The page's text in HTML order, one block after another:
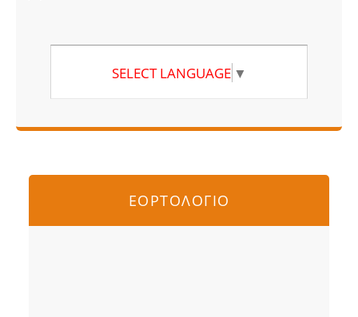
SELECT LANGUAGE ▼
ΕΟΡΤΟΛΟΓΙΟ